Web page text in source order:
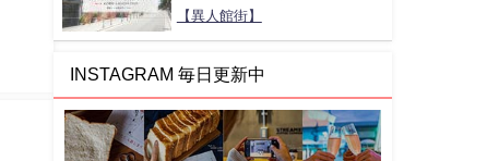
【異人館街】
INSTAGRAM 毎日更新中